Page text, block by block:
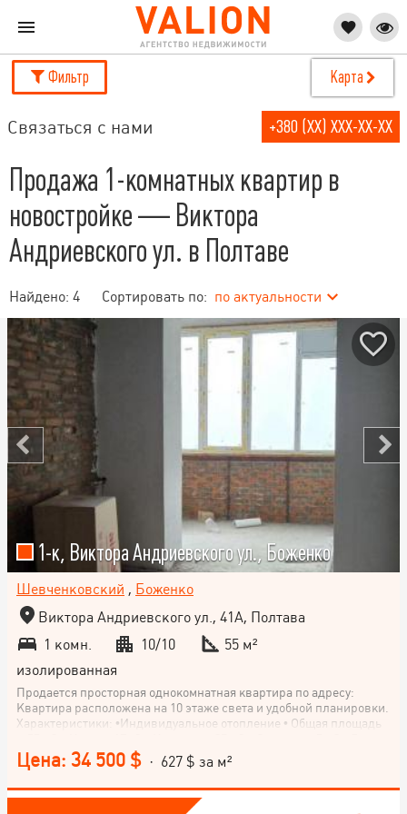
Фильтр Карта
Связаться с нами +380 (XX) XXX-XX-XX
Продажа 1-комнатных квартир в
новостройке — Виктора
Андриевского ул. в Полтаве
Найдено: 4 Сортировать по: по актуальности
1-к, Виктора Андриевского ул., Боженко
Шевченковский , Боженко
Виктора Андриевского ул., 41А, Полтава
1 комн.
10/10
55 м²
изолированная
Продается просторная однокомнатная квартира по адресу:
Квартира расположена на 10 этаже света и удобной планировки.
Характеристики: •Индивидуальное отопление • Общая площадь
лоджии Квартира имеет большую кухню и просторную комнату,
что позволяет комфортно зонировать пространство. Две лоджии
добавляют дополнительное место для отдыха или хранения.
Удобное расположение дома: рядом магазины, остановки
Цена: 34 500 $ · 627 $ за м²